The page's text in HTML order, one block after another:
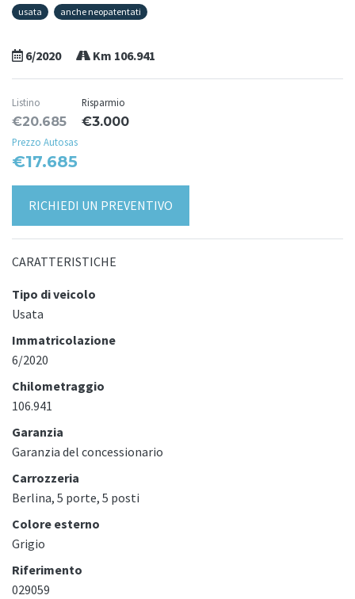
usata anche neopatentati
6/2020 Km 106.941
Listino
€20.685
Risparmio
€3.000
Prezzo Autosas
€17.685
RICHIEDI UN PREVENTIVO
CARATTERISTICHE
Tipo di veicolo
Usata
Immatricolazione
6/2020
Chilometraggio
106.941
Garanzia
Garanzia del concessionario
Carrozzeria
Berlina, 5 porte, 5 posti
Colore esterno
Grigio
Riferimento
029059